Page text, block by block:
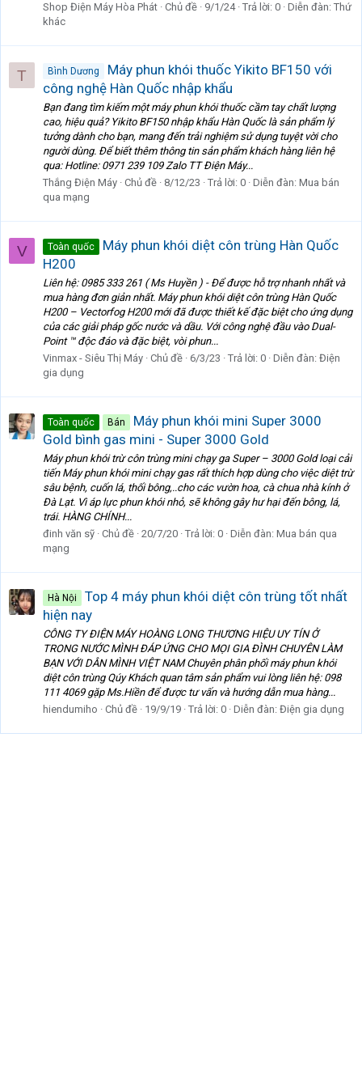
Shop Điện Máy Hòa Phát Chủ đề 9/1/24 Trả lời: 0 Diễn đàn: Thứ
khác
T Bình Dương
Máy phun khói thuốc Yikito BF150 với
công nghệ Hàn Quốc nhập khẩu
Bạn đang tìm kiếm một máy phun khói thuốc cầm tay chất lượng
cao, hiệu quả? Yikito BF150 nhập khẩu Hàn Quốc là sản phẩm lý
tưởng dành cho bạn, mang đến trải nghiệm sử dụng tuyệt vời cho
người dùng. Để biết thêm thông tin sản phẩm khách hàng liên hệ
qua: Hotline: 0971 239 109 Zalo TT Điện Máy...
Thắng Điện Máy Chủ đề 8/12/23 Trả lời: 0 Diễn đàn: Mua bán
qua mạng
V Toàn quốc
Máy phun khói diệt côn trùng Hàn Quốc
H200
Liên hệ: 0985 333 261 ( Ms Huyền ) - Để được hỗ trợ nhanh nhất và
mua hàng đơn giản nhất. Máy phun khói diệt côn trùng Hàn Quốc
H200 – Vectorfog H200 mới đã được thiết kế đặc biệt cho ứng dụng
của các giải pháp gốc nước và dầu. Với công nghệ đầu vào Dual-
Point ™ độc đáo và đặc biệt, vòi phun...
Vinmax - Siêu Thị Máy Chủ đề 6/3/23 Trả lời: 0 Diễn đàn: Điện
gia dụng
Toàn quốc Bán
Máy phun khói mini Super 3000
Gold bình gas mini - Super 3000 Gold
Máy phun khói trừ côn trùng mini chạy ga Super – 3000 Gold loại cải
tiến Máy phun khói mini chạy gas rất thích hợp dùng cho việc diệt trừ
sâu bệnh, cuốn lá, thối bông,..cho các vườn hoa, cà chua nhà kính ở
Đà Lạt. Vì áp lực phun khói nhỏ, sẽ không gây hư hại đến bông, lá,
trái. HÀNG CHÍNH...
đinh văn sỹ Chủ đề 20/7/20 Trả lời: 0 Diễn đàn: Mua bán qua
mạng
Hà Nội
Top 4 máy phun khói diệt côn trùng tốt nhất
hiện nay
CÔNG TY ĐIỆN MÁY HOÀNG LONG THƯƠNG HIỆU UY TÍN Ở
TRONG NƯỚC MÌNH ĐÁP ỨNG CHO MỌI GIA ĐÌNH CHUYÊN LÀM
BẠN VỚI DÂN MÌNH VIỆT NAM Chuyên phân phối máy phun khói
diệt côn trùng Qúy Khách quan tâm sản phẩm vui lòng liên hệ: 098
111 4069 gặp Ms.Hiền để được tư vấn và hướng dẫn mua hàng...
hiendumiho
Chủ đề 19/9/19 Trả lời: 0 Diễn đàn: Điện gia dụng